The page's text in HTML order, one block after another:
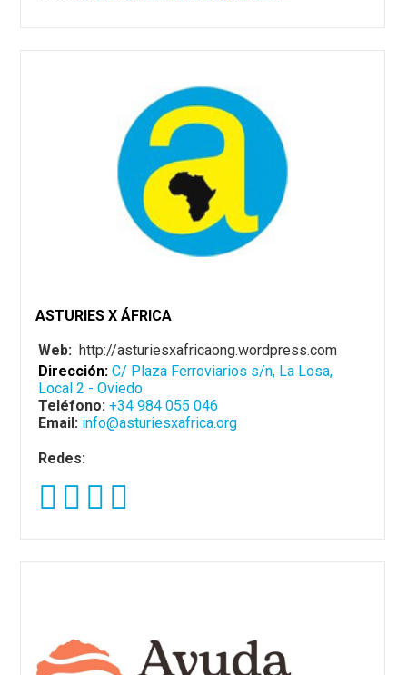
ASTURIES X ÁFRICA
Web:http://asturiesxafricaong.wordpress.com
Dirección:C/ Plaza Ferroviarios s/n, La Losa,
Local 2 - Oviedo
Teléfono:+34 984 055 046
Email: info@asturiesxafrica.org
Redes: